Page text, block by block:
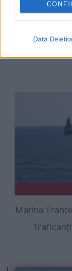
Data
Profesorii,
Marina